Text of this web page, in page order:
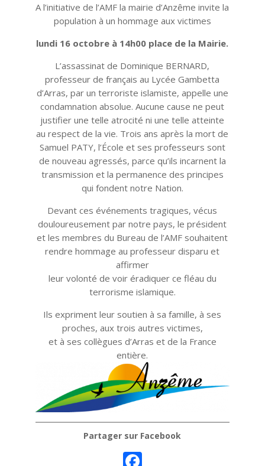
A l’initiative de l’AMF la mairie d’Anzême invite la
population à un hommage aux victimes
lundi 16 octobre à 14h00 place de la Mairie.
L’assassinat de Dominique BERNARD,
professeur de français au Lycée Gambetta
d’Arras, par un terroriste islamiste, appelle une
condamnation absolue. Aucune cause ne peut
justifier une telle atrocité ni une telle atteinte
au respect de la vie. Trois ans après la mort de
Samuel PATY, l’École et ses professeurs sont
de nouveau agressés, parce qu’ils incarnent la
transmission et la permanence des principes
qui fondent notre Nation.
Devant ces événements tragiques, vécus
douloureusement par notre pays, le président
et les membres du Bureau de l’AMF souhaitent
rendre hommage au professeur disparu et
affirmer
leur volonté de voir éradiquer ce fléau du
terrorisme islamique.
Ils expriment leur soutien à sa famille, à ses
proches, aux trois autres victimes,
et à ses collègues d’Arras et de la France
entière.
Partager sur Facebook